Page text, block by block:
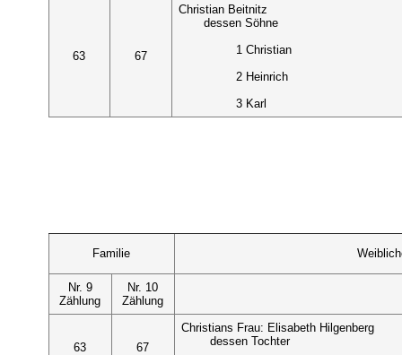
63 67
Christian Beitnitz
dessen Söhne
1 Christian
2 Heinrich
3 Karl
Familie
Nr. 9
Zählung
Nr. 10
Zählung
63 67
Christians Frau: Elisabeth Hilgenberg
dessen Tochter